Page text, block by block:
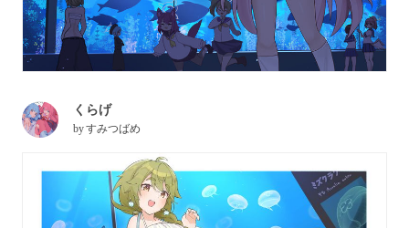
くらげ
byすみつばめ